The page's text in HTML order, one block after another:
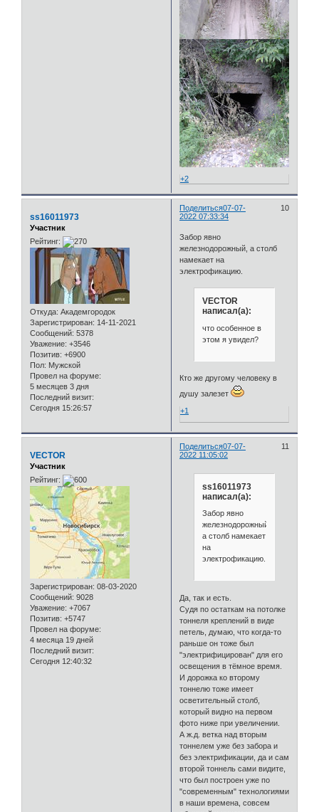
+2
Поделиться 10
07-07-
2022 07:33:34
ss16011973
Участник
Рейтинг:
Откуда: Академгородок
Зарегистрирован: 14-11-2021
Сообщений: 5378
Уважение: +3546
Позитив: +6900
Пол: Мужской
Провел на форуме:
5 месяцев 3 дня
Последний визит:
Сегодня 15:26:57
Забор явно
железнодорожный, а столб
намекает на
электрофикацию.
VECTOR
написал(а):
что особенное в
этом я увидел?
Кто же другому человеку в
душу залезет
+1
Поделиться 11
07-07-
2022 11:05:02
VECTOR
Участник
Рейтинг:
Зарегистрирован: 08-03-2020
Сообщений: 9028
Уважение: +7067
Позитив: +5747
Провел на форуме:
4 месяца 19 дней
Последний визит:
Сегодня 12:40:32
ss16011973
написал(а):
Забор явно
железнодорожный,
а столб намекает
на
электрофикацию.
Да, так и есть.
Судя по остаткам на потолке
тоннеля креплений в виде
петель, думаю, что когда-то
раньше он тоже был
"электрифицирован" для его
освещения в тёмное время.
И дорожка ко второму
тоннелю тоже имеет
осветительный столб,
который видно на первом
фото ниже при увеличении.
А ж.д. ветка над вторым
тоннелем уже без забора и
без электрификации, да и сам
второй тоннель сами видите,
что был построен уже по
"современным" технологиями
в наши времена, совсем